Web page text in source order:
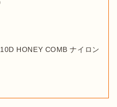
HONEY COMB ナイロン